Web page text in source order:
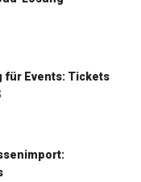
für Events: Tickets